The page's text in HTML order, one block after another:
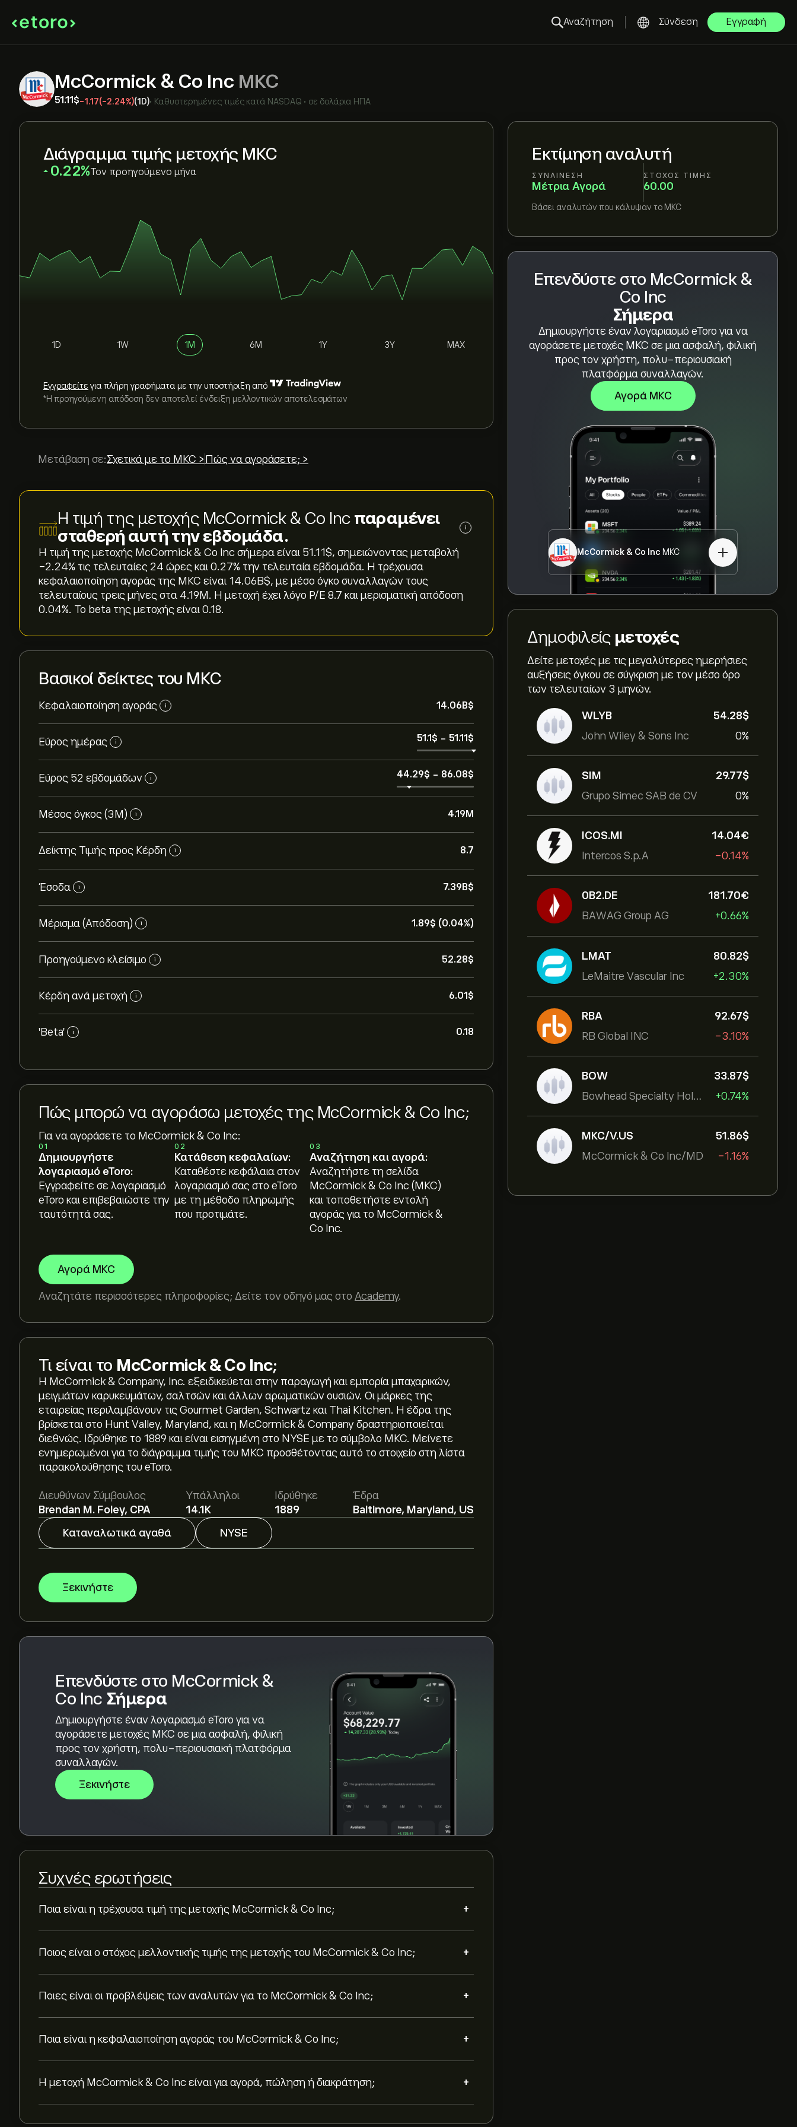
Αναζήτηση Σύνδεση Εγγραφή
McCormick & Co Inc MKC
51.11‎$‎-1.17(-2.24%)(1D)• Καθυστερημένες τιμές κατά NASDAQ • σε δολάρια ΗΠΑ
Εκτίμηση αναλυτή
ΣΥΝΑΊΝΕΣΗ
Μέτρια Αγορά
ΣΤΌΧΟΣ ΤΙΜΉΣ
60.00
Βάσει αναλυτών που κάλυψαν το MKC
Επενδύστε στο McCormick &
Co Inc
Σήμερα
Δημιουργήστε έναν λογαριασμό eToro για να
αγοράσετε μετοχές MKC σε μια ασφαλή, φιλική
προς τον χρήστη, πολυ-περιουσιακή
πλατφόρμα συναλλαγών.
Αγορά MKC
McCormick & Co Inc MKC
Δημοφιλείς μετοχές
Δείτε μετοχές με τις μεγαλύτερες ημερήσιες
αυξήσεις όγκου σε σύγκριση με τον μέσο όρο
των τελευταίων 3 μηνών.
WLYB
John Wiley & Sons Inc
54.28‎$‎
0%
SIM
Grupo Simec SAB de CV
29.77‎$‎
0%
ICOS.MI
Intercos S.p.A
14.04‎€‎
-0.14%
0B2.DE
BAWAG Group AG
181.70‎€‎
+0.66%
LMAT
LeMaitre Vascular Inc
80.82‎$‎
+2.30%
RBA
RB Global INC
92.67‎$‎
-3.10%
BOW
Bowhead Specialty Holdings Inc
33.87‎$‎
+0.74%
MKC/V.US
McCormick & Co Inc/MD
51.86‎$‎
-1.16%
Διάγραμμα τιμής μετοχής MKC
‎0.22‎ Τον προηγούμενο μήνα
1D 1W 1M 6M 1Y 3Y MAX
Εγγραφείτε για πλήρη γραφήματα με την υποστήριξη από
*Η προηγούμενη απόδοση δεν αποτελεί ένδειξη μελλοντικών αποτελεσμάτων
Μετάβαση σε:Σχετικά με το MKC > Πώς να αγοράσετε; >
Η τιμή της μετοχής McCormick & Co Inc παραμένει
σταθερή αυτή την εβδομάδα.
i
Η τιμή της μετοχής McCormick & Co Inc σήμερα είναι 51.11‎$‎, σημειώνοντας μεταβολή
‎-2.24‎% τις τελευταίες 24 ώρες και ‎0.27‎% την τελευταία εβδομάδα. Η τρέχουσα
κεφαλαιοποίηση αγοράς της MKC είναι 14.06B‎$‎, με μέσο όγκο συναλλαγών τους
τελευταίους τρεις μήνες στα 4.19M. Η μετοχή έχει λόγο P/E 8.7 και μερισματική απόδοση
0.04%. Το beta της μετοχής είναι 0.18.
Βασικοί δείκτες του MKC
Κεφαλαιοποίηση αγοράς i 14.06B‎$‎
Εύρος ημέρας i 51.1‎$‎ - 51.11‎$‎
Εύρος 52 εβδομάδων i 44.29‎$‎ - 86.08‎$‎
Μέσος όγκος (3Μ) i 4.19M
Δείκτης Τιμής προς Κέρδη i 8.7
Έσοδα i 7.39B‎$‎
Μέρισμα (Απόδοση) i 1.89‎$‎ (0.04%)
Προηγούμενο κλείσιμο i 52.28‎$‎
Κέρδη ανά μετοχή i 6.01‎$‎
'Beta' i 0.18
Πώς μπορώ να αγοράσω μετοχές της McCormick & Co Inc;
Για να αγοράσετε το McCormick & Co Inc:
01
Δημιουργήστε
λογαριασμό eToro:
Εγγραφείτε σε λογαριασμό
eToro και επιβεβαιώστε την
ταυτότητά σας.
02
Κατάθεση κεφαλαίων:
Καταθέστε κεφάλαια στον
λογαριασμό σας στο eToro
με τη μέθοδο πληρωμής
που προτιμάτε.
03
Αναζήτηση και αγορά:
Αναζητήστε τη σελίδα
McCormick & Co Inc (MKC)
και τοποθετήστε εντολή
αγοράς για το McCormick &
Co Inc.
Αγορά MKC
Αναζητάτε περισσότερες πληροφορίες; Δείτε τον οδηγό μας στο Academy.
Τι είναι το McCormick & Co Inc;
Η McCormick & Company, Inc. εξειδικεύεται στην παραγωγή και εμπορία μπαχαρικών,
μειγμάτων καρυκευμάτων, σαλτσών και άλλων αρωματικών ουσιών. Οι μάρκες της
εταιρείας περιλαμβάνουν τις Gourmet Garden, Schwartz και Thai Kitchen. Η έδρα της
βρίσκεται στο Hunt Valley, Maryland, και η McCormick & Company δραστηριοποιείται
διεθνώς. Ιδρύθηκε το 1889 και είναι εισηγμένη στο NYSE με το σύμβολο MKC. Μείνετε
ενημερωμένοι για το διάγραμμα τιμής του MKC προσθέτοντας αυτό το στοιχείο στη λίστα
παρακολούθησης του eToro.
Διευθύνων Σύμβουλος
Brendan M. Foley, CPA
Υπάλληλοι
14.1K
Ιδρύθηκε
1889
Έδρα
Baltimore, Maryland, US
Καταναλωτικά αγαθά
NYSE
Ξεκινήστε
Επενδύστε στο McCormick &
Co Inc Σήμερα
Δημιουργήστε έναν λογαριασμό eToro για να
αγοράσετε μετοχές MKC σε μια ασφαλή, φιλική
προς τον χρήστη, πολυ-περιουσιακή πλατφόρμα
συναλλαγών.
Ξεκινήστε
Συχνές ερωτήσεις
Ποια είναι η τρέχουσα τιμή της μετοχής McCormick & Co Inc; +
Η τρέχουσα τιμή του MKC είναι 51.11‎$‎.
Ποιος είναι ο στόχος μελλοντικής τιμής της μετοχής του McCormick & Co Inc; +
αναλυτικές προβλέψεις και τιμές-στόχους από αναλυτές.
Ποιες είναι οι προβλέψεις των αναλυτών για το McCormick & Co Inc; +
Οι αναλυτές προσφέρουν προβλέψεις για το McCormick & Co Inc με βάση τις τάσεις της
αγοράς, τις οικονομικές αναφορές και την αναμενόμενη ανάπτυξη. Δείτε την πιο
Ποια είναι η κεφαλαιοποίηση αγοράς του McCormick & Co Inc; +
Η κεφαλαιοποίηση αγοράς του McCormick & Co Inc είναι 14.06B‎$‎
Η μετοχή McCormick & Co Inc είναι για αγορά, πώληση ή διακράτηση; +